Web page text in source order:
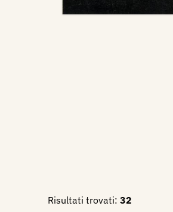
Risultati trovati: 32